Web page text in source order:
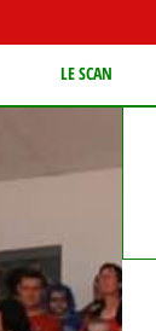
LE SCAN